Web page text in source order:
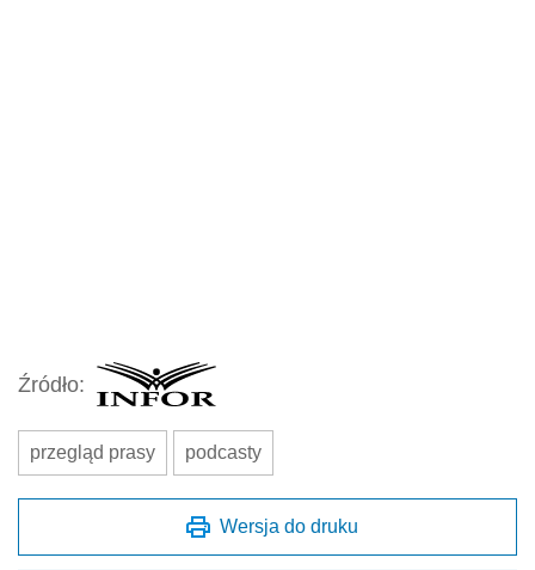
Źródło:
przegląd prasy podcasty
Wersja do druku